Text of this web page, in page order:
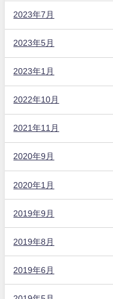
2023年7月
2023年5月
2023年1月
2022年10月
2021年11月
2020年9月
2020年1月
2019年9月
2019年8月
2019年6月